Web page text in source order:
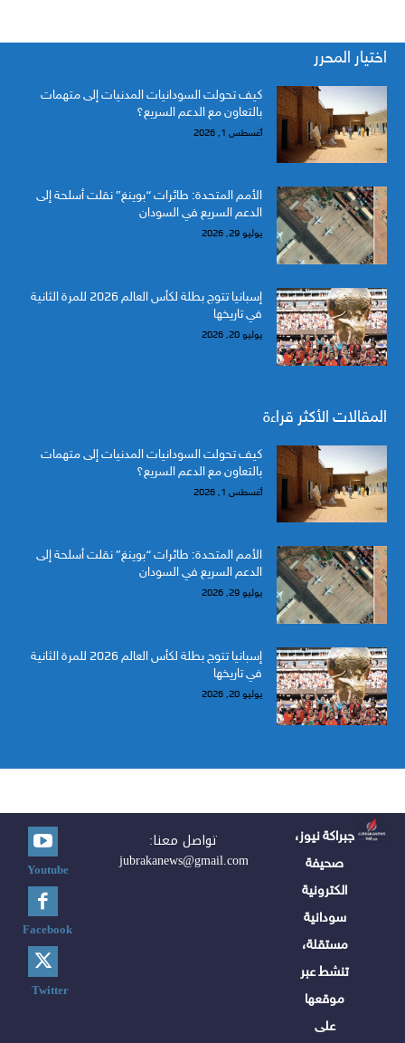
اختيار المحرر
كيف تحولت السودانيات المدنيات إلى متهمات
بالتعاون مع الدعم السريع؟
أغسطس 1, 2026
الأمم المتحدة: طائرات “بوينغ” نقلت أسلحة إلى
الدعم السريع في السودان
يوليو 29, 2026
إسبانيا تتوج بطلة لكأس العالم 2026 للمرة الثانية
في تاريخها
يوليو 20, 2026
المقالات الأكثر قراءة
كيف تحولت السودانيات المدنيات إلى متهمات
بالتعاون مع الدعم السريع؟
أغسطس 1, 2026
الأمم المتحدة: طائرات “بوينغ” نقلت أسلحة إلى
الدعم السريع في السودان
يوليو 29, 2026
إسبانيا تتوج بطلة لكأس العالم 2026 للمرة الثانية
في تاريخها
يوليو 20, 2026
جبراكة نيوز،
صحيفة
الكترونية
سودانية
مستقلة،
تنشط عبر
موقعها
على
تواصل معنا:
jubrakanews@gmail.com
Youtube
Facebook
Twitter